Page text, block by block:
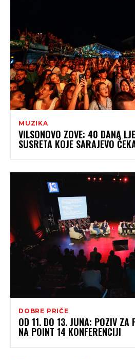
MUZIKA
VILSONOVO ZOVE: 40 DANA
SUSRETA KOJE SARAJEVO
DOBRE PRIČE
OD 11. DO 13. JUNA: POZIV ZA
NA POINT 14 KONFERENCIJI